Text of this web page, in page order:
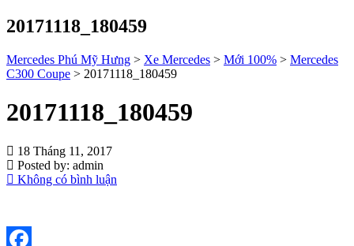
20171118_180459
Mercedes Phú Mỹ Hưng > Xe Mercedes > Mới 100% > Mercedes
C300 Coupe > 20171118_180459
20171118_180459
18 Tháng 11, 2017
Posted by: admin
Không có bình luận